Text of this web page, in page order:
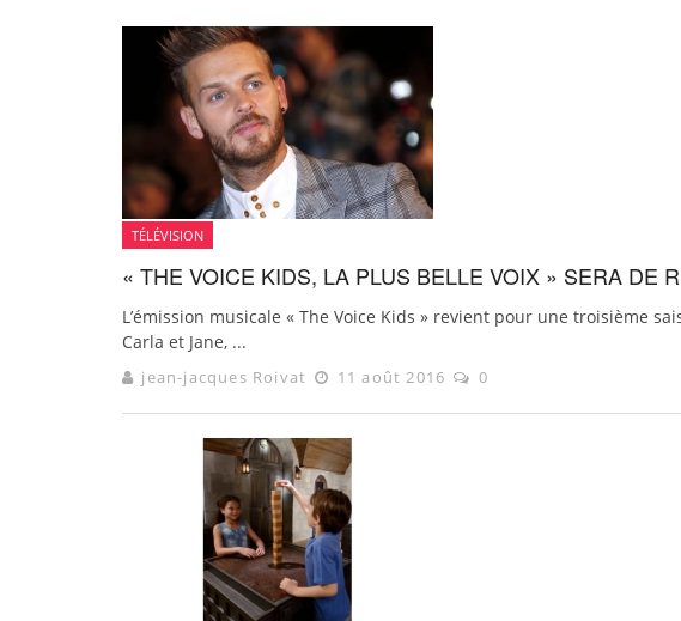
TÉLÉVISION
« THE VOICE KIDS, LA PLUS BELLE VOIX » SERA DE
L’émission musicale « The Voice Kids » revient pour une troisième
Carla et Jane, ...
jean-jacques Roivat 11 août 2016 0